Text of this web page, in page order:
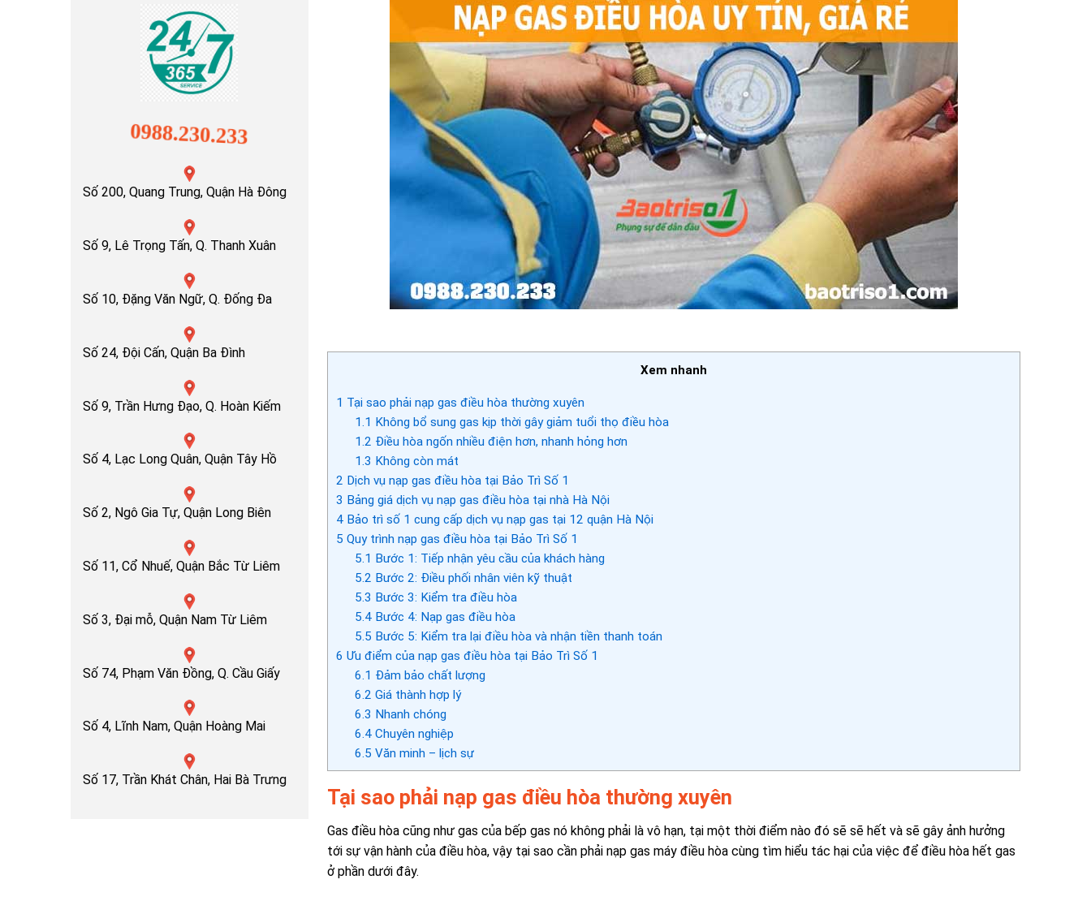
0988.230.233
Số 200, Quang Trung, Quận Hà Đông
Số 9, Lê Trọng Tấn, Q. Thanh Xuân
Số 10, Đặng Văn Ngữ, Q. Đống Đa
Số 24, Đội Cấn, Quận Ba Đình
Số 9, Trần Hưng Đạo, Q. Hoàn Kiếm
Số 4, Lạc Long Quân, Quận Tây Hồ
Số 2, Ngô Gia Tự, Quận Long Biên
Số 11, Cổ Nhuế, Quận Bắc Từ Liêm
Số 3, Đại mỗ, Quận Nam Từ Liêm
Số 74, Phạm Văn Đồng, Q. Cầu Giấy
Số 4, Lĩnh Nam, Quận Hoàng Mai
Số 17, Trần Khát Chân, Hai Bà Trưng
Xem nhanh
1 Tại sao phải nạp gas điều hòa thường xuyên
1.1 Không bổ sung gas kịp thời gây giảm tuổi thọ điều hòa
1.2 Điều hòa ngốn nhiều điện hơn, nhanh hỏng hơn
1.3 Không còn mát
2 Dịch vụ nạp gas điều hòa tại Bảo Trì Số 1
3 Bảng giá dịch vụ nạp gas điều hòa tại nhà Hà Nội
4Bảo trì số 1 cung cấp dịch vụ nạp gas tại 12 quận Hà Nội
5 Quy trình nạp gas điều hòa tại Bảo Trì Số 1
5.1 Bước 1: Tiếp nhận yêu cầu của khách hàng
5.2 Bước 2: Điều phối nhân viên kỹ thuật
5.3 Bước 3: Kiểm tra điều hòa
5.4Bước 4: Nạp gas điều hòa
5.5 Bước 5: Kiểm tra lại điều hòa và nhận tiền thanh toán
6 Ưu điểm của nạp gas điều hòa tại Bảo Trì Số 1
6.1 Đảm bảo chất lượng
6.2 Giá thành hợp lý
6.3 Nhanh chóng
6.4Chuyên nghiệp
6.5 Văn minh – lịch sự
Tại sao phải nạp gas điều hòa thường xuyên
Gas điều hòa cũng như gas của bếp gas nó không phải là vô hạn, tại một thời điểm nào đó sẽ sẽ hết và sẽ gây ảnh hưởng
tới sự vận hành của điều hòa, vậy tại sao cần phải nạp gas máy điều hòa cùng tìm hiểu tác hại của việc để điều hòa hết gas
ở phần dưới đây.